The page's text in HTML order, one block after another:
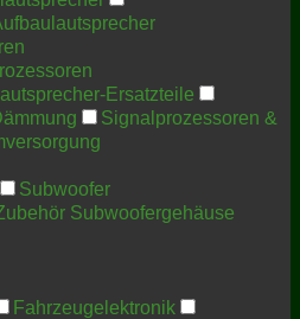
Lautsprecher-Ersatzteile
Signalprozessoren &
Subwoofer
Subwoofergehäuse
Fahrzeugelektronik